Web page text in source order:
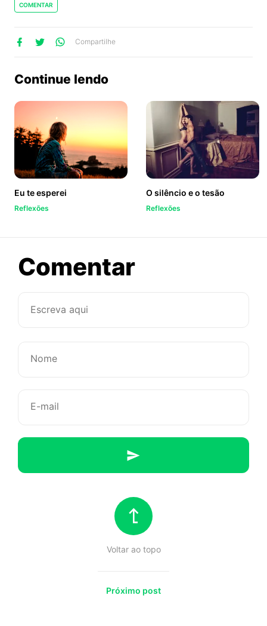
COMENTAR
Compartilhe
Continue lendo
Eu te esperei
Reflexões
O silêncio e o tesão
Reflexões
Comentarsobre
Voltar ao topo
Próximo post